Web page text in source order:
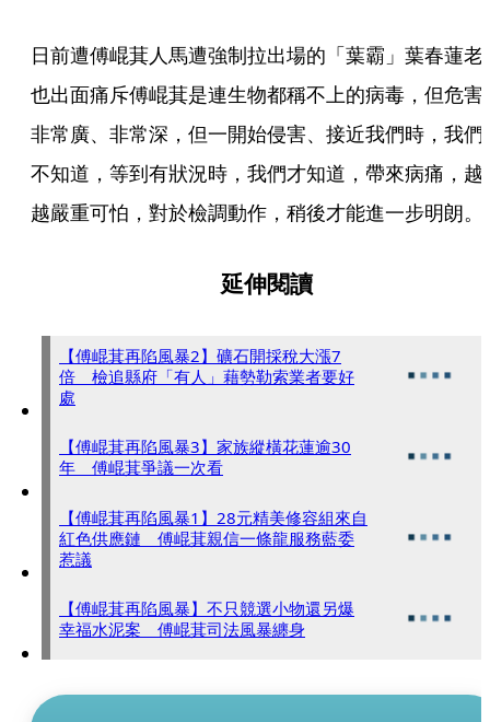
日前遭傅崐萁人馬遭強制拉出場的「葉霸」葉春蓮老
也出面痛斥傅崐萁是連生物都稱不上的病毒，但危害
非常廣、非常深，但一開始侵害、接近我們時，我們
不知道，等到有狀況時，我們才知道，帶來病痛，越
延伸閱讀
【傅崐萁再陷風暴2】礦石開採稅大漲7
倍 檢追縣府「有人」藉勢勒索業者要好
處
【傅崐萁再陷風暴3】家族縱橫花蓮逾30
年 傅崐萁爭議一次看
【傅崐萁再陷風暴1】28元精美修容組來自
紅色供應鏈 傅崐萁親信一條龍服務藍委
惹議
【傅崐萁再陷風暴】不只競選小物還另爆
幸福水泥案 傅崐萁司法風暴纏身